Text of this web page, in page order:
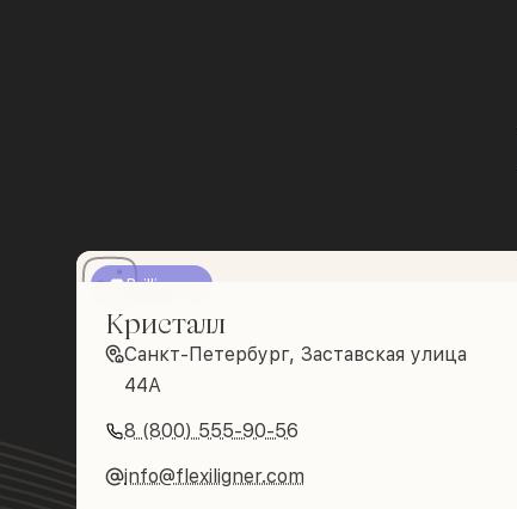
Brilliance
Кристалл
Санкт-Петербург, Заставская улица
44А
8 (800) 555-90-56
info@flexiligner.com